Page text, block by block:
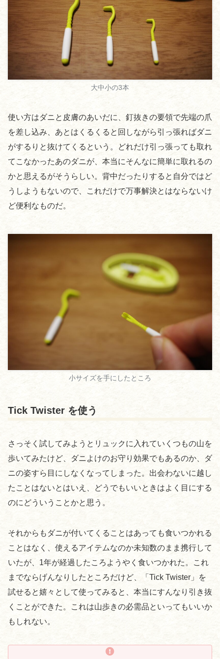
大中小の3本
使い方はダニと皮膚のあいだに、釘抜きの要領で先端の爪
を差し込み、あとはくるくると回しながら引っ張ればダニ
がするりと抜けてくるという。どれだけ引っ張っても取れ
てこなかったあのダニが、本当にそんなに簡単に取れるの
かと思えるがそうらしい。背中だったりすると自分ではど
うしようもないので、これだけで万事解決とはならないけ
ど便利なものだ。
小サイズを手にしたところ
Tick Twister を使う
さっそく試してみようとリュックに入れていくつもの山を
歩いてみたけど、ダニよけのお守り効果でもあるのか、ダ
ニの姿すら目にしなくなってしまった。出会わないに越し
たことはないとはいえ、どうでもいいときはよく目にする
のにどういうことかと思う。
それからもダニが付いてくることはあっても食いつかれる
ことはなく、使えるアイテムなのか未知数のまま携行して
いたが、1年が経過したころようやく食いつかれた。これ
までならげんなりしたところだけど、「Tick Twister」を
試せると嬉々として使ってみると、本当にすんなり引き抜
くことができた。これは山歩きの必需品といってもいいか
もしれない。